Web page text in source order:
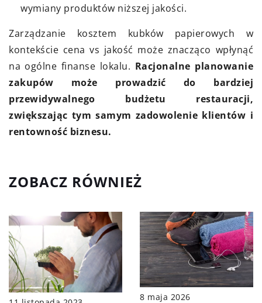
wymiany produktów niższej jakości.
Zarządzanie kosztem kubków papierowych w
kontekście cena vs jakość może znacząco wpłynąć
na ogólne finanse lokalu. Racjonalne planowanie
zakupów może prowadzić do bardziej
przewidywalnego budżetu restauracji,
zwiększając tym samym zadowolenie klientów i
rentowność biznesu.
ZOBACZ RÓWNIEŻ
8 maja 2026